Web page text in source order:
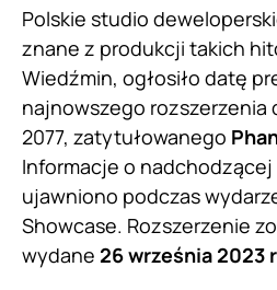
Polskie studio
znane z produkcji takich
Wiedźmin, ogłosiło datę
najnowszego rozszerzenia
2077, zatytułowanego
Informacje o nadchodzącej
ujawniono podczas
Showcase. Rozszerzenie
wydane 26 września 2023